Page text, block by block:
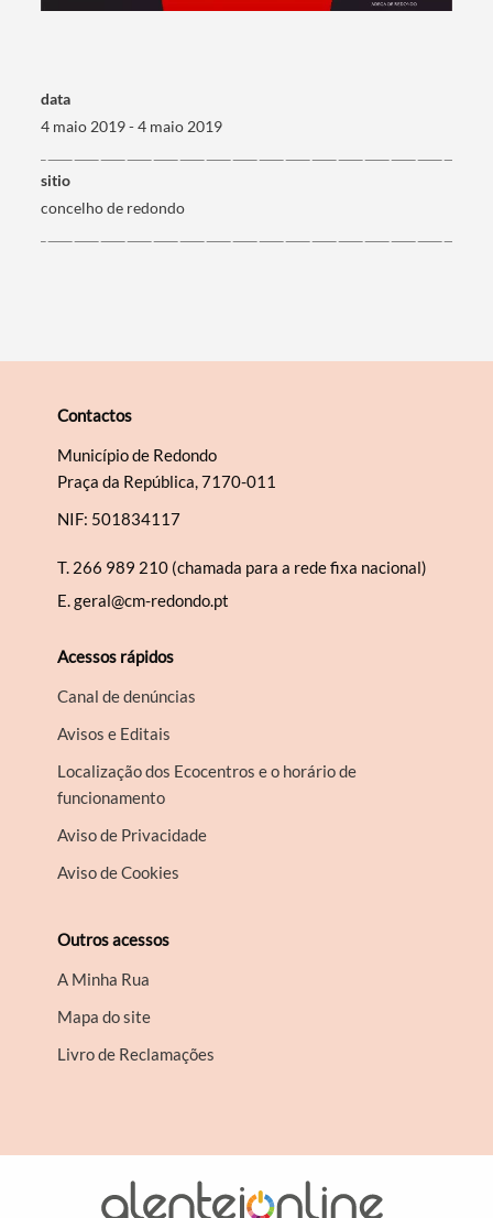
Filtros
data
4 maio 2019 - 4 maio 2019
sitio
concelho de redondo
Contactos
Município de Redondo
Praça da República, 7170-011
NIF: 501834117
T. 266 989 210 (chamada para a rede fixa nacional)
E.geral@cm-redondo.pt
Acessos rápidos
Canal de denúncias
Avisos e Editais
Localização dos Ecocentros e o horário de
funcionamento
Aviso de Privacidade
Aviso de Cookies
Outros acessos
A Minha Rua
Mapa do site
Livro de Reclamações